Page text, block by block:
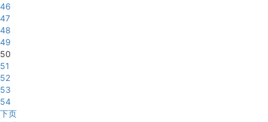
46
47
48
49
50
51
52
53
54
下页